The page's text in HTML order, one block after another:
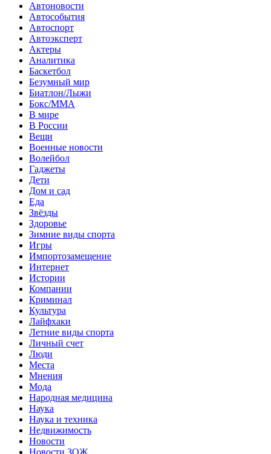
Автоновости
Автособытия
Автоспорт
Автоэксперт
Актеры
Аналитика
Баскетбол
Безумный мир
Биатлон/Лыжи
Бокс/MMA
В мире
В России
Вещи
Военные новости
Волейбол
Гаджеты
Дети
Дом и сад
Еда
Звёзды
Здоровье
Зимние виды спорта
Игры
Импортозамещение
Интернет
Истории
Компании
Криминал
Культура
Лайфхаки
Летние виды спорта
Личный счет
Люди
Места
Мнения
Мода
Народная медицина
Наука
Наука и техника
Недвижимость
Новости